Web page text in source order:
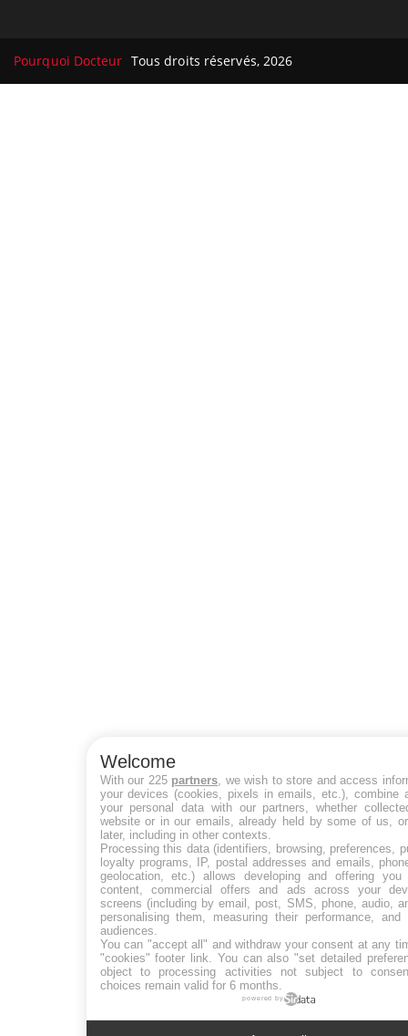
Pourquoi Docteur Tous droits réservés, 2026
Welcome
With our 225 partners , we wish to store and access
your devices (cookies, pixels in emails, etc.), combine
your personal data with our partners, whether
website or in our emails, already held by some of us,
later, including in other contexts.
Processing this data (identifiers, browsing, preferences,
loyalty programs, IP, postal addresses and emails,
geolocation, etc.) allows developing and offering you
content, commercial offers and ads across your
screens (including by email, post, SMS, phone, audio,
personalising them, measuring their performance, and
audiences.
You can "accept all" and withdraw your consent at any
"cookies" footer link . You can also "set detailed
object to processing activities not subject to
choices remain valid for 6 months.
powered by